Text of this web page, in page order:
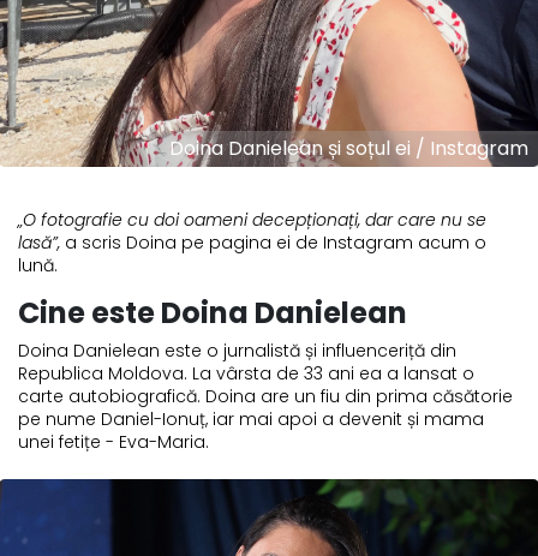
Doina Danielean și soțul ei / Instagram
„O fotografie cu doi oameni decepționați, dar care nu se
lasă”, a scris Doina pe pagina ei de Instagram acum o
lună.
Cine este Doina Danielean
Doina Danielean este o jurnalistă și influenceriță din
Republica Moldova. La vârsta de 33 ani ea a lansat o
carte autobiografică. Doina are un fiu din prima căsătorie
pe nume Daniel-Ionuț, iar mai apoi a devenit și mama
unei fetițe - Eva-Maria.